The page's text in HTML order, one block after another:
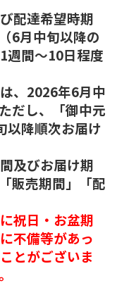
配達希望時期
6月中旬以降の
週間～10日程度
、2026年6月中
だし、「御中元
以降順次お届け
及びお届け期
販売期間」「配
祝日・お盆期
不備等があっ
とがございま